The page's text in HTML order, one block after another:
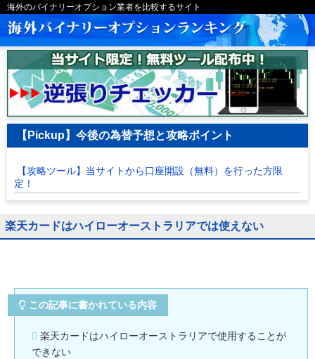
海外のバイナリーオプション業者を比較するサイト
【Pickup】今後の為替予想と攻略ポイント
【攻略ツール】当サイトから口座開設（無料）を行った方限
定！
楽天カードはハイローオーストラリアでは使えない
この記事に書かれている内容
楽天カードはハイローオーストラリアで使用することが
できない